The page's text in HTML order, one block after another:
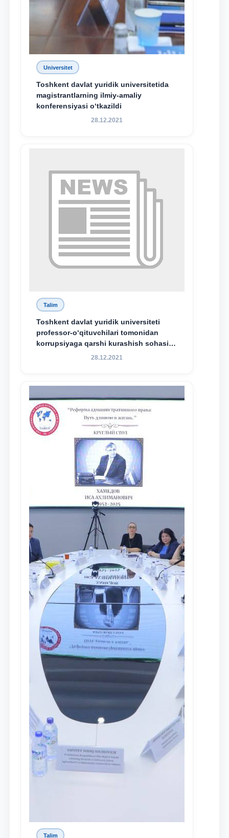
Universitet
Toshkent davlat yuridik universitetida
magistrantlarning ilmiy-amaliy
konferensiyasi o‘tkazildi
28.12.2021
Talim
Toshkent davlat yuridik universiteti
professor-o‘qituvchilari tomonidan
korrupsiyaga qarshi kurashish sohasida
amalga oshirilayotgan islohotlar hamda
maqsadida xorijiy va mahalliy ilmiy
nashrlarda chop etilgan maqolalar
dayjesti
28.12.2021
Talim